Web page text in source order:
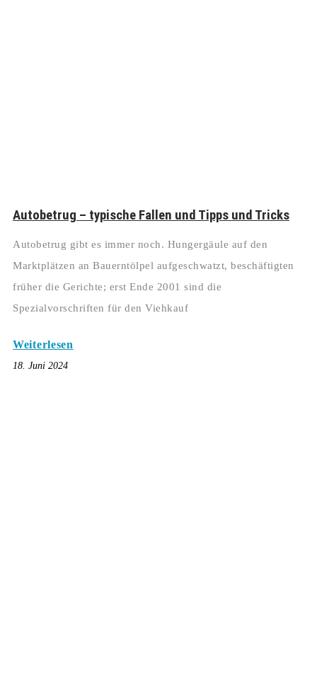
Autobetrug – typische Fallen und Tipps und Tricks
Autobetrug gibt es immer noch. Hungergäule auf den
Marktplätzen an Bauerntölpel aufgeschwatzt, beschäftigten
früher die Gerichte; erst Ende 2001 sind die
Spezialvorschriften für den Viehkauf
Weiterlesen
18. Juni 2024